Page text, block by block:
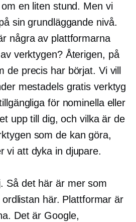
en liten stund. Men vi
sin grundläggande nivå.
några av plattformarna
verktygen? Återigen, på
de precis har börjat. Vi vill
mestadels gratis verktyg
för nominella eller
upp till dig, och vilka är de
som de kan göra,
vi att dyka in djupare.
Så det här är mer som
här. Plattformar är
Det är Google,